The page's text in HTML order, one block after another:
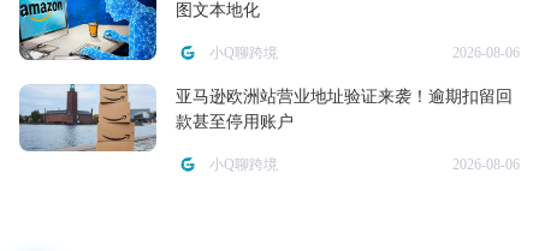
图文本地化
小Q聊跨境 2026-08-06
亚马逊欧洲站营业地址验证来袭！逾期扣留回
款甚至停用账户
小Q聊跨境 2026-08-06